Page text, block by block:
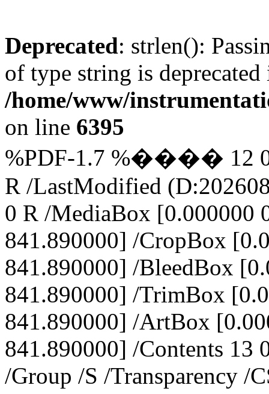
Deprecated: strlen():
of type string is deprecated
/home/www/
on line 6395
%PDF-1.7 %���� 12 0
R /LastModified
0 R /MediaBox [0.000000
841.890000] /CropBox
841.890000] /BleedBox
841.890000] /TrimBox
841.890000] /ArtBox
841.890000] /Contents 13
/Group /S /Transparency /